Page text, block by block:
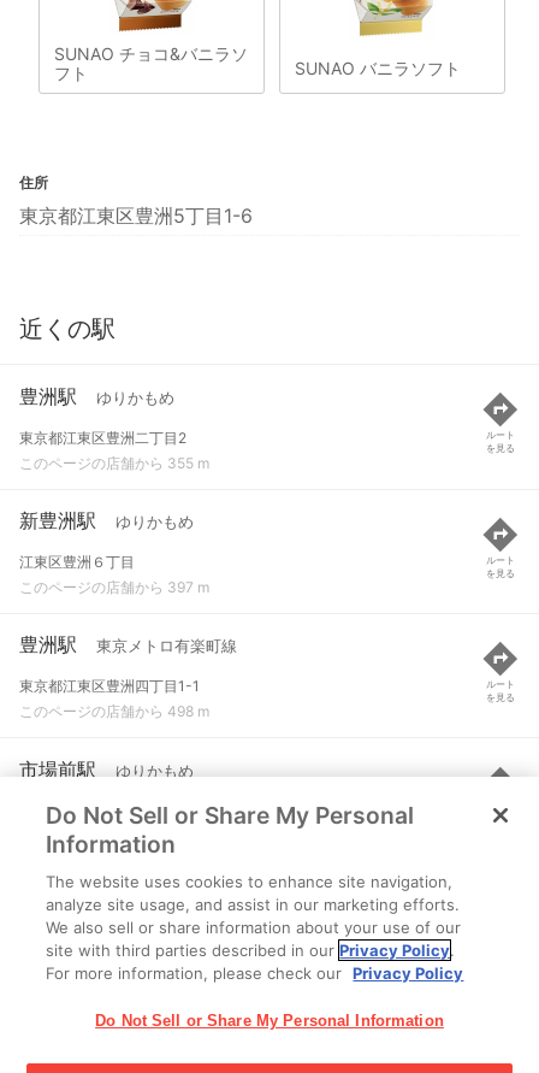
SUNAO チョコ&バニラソ
フト
SUNAO バニラソフト
住所
東京都江東区豊洲5丁目1-6
近くの駅
豊洲駅 ゆりかもめ
東京都江東区豊洲二丁目2
このページの店舗から 355 m
ルート
を見る
新豊洲駅 ゆりかもめ
江東区豊洲６丁目
このページの店舗から 397 m
ルート
を見る
豊洲駅 東京メトロ有楽町線
東京都江東区豊洲四丁目1-1
このページの店舗から 498 m
ルート
を見る
市場前駅 ゆりかもめ
江東区豊洲６丁目
このページの店舗から 915 m
ルート
を見る
有明テニスの森駅 ゆりかもめ
江東区有明１丁目
このページの店舗から 1.3 km
Do Not Sell or Share My Personal
Information
The website uses cookies to enhance site navigation,
analyze site usage, and assist in our marketing efforts.
We also sell or share information about your use of our
site with third parties described in ourPrivacy Policy.
For more information, please check our Privacy Policy
Do Not Sell or Share My Personal Information